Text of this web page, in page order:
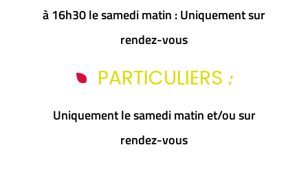
à 16h30 le samedi matin : Uniquement sur
rendez-vous
PARTICULIERS :
Uniquement le samedi matin et/ou sur
rendez-vous